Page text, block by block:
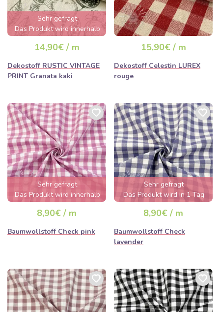
Sehr gefragt
Das Produkt wird innerhalb
von wenigen Stunden
ausverkauft sein
14,90€ / m
Dekostoff RUSTIC VINTAGE
PRINT Granata kaki
15,90€ / m
Dekostoff Celestin LUREX
rouge
Sehr gefragt
Das Produkt wird innerhalb
von wenigen Stunden
ausverkauft sein
8,90€ / m
Baumwollstoff Check pink
Sehr gefragt
Das Produkt wird in 1 Tag
ausverkauft sein
8,90€ / m
Baumwollstoff Check
lavender